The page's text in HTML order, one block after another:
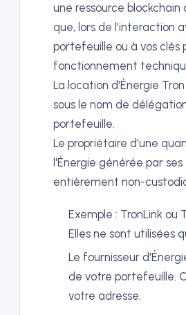
une ressource
que, lors de l'interaction
portefeuille ou à vos clés
fonctionnement
La location d'Énergie
sous le nom de
portefeuille.
Le propriétaire d'une
l'Énergie générée par
entièrement non-
Exemple : TronLink
Elles ne sont utilisées
Le fournisseur
de votre portefeuille.
votre adresse.